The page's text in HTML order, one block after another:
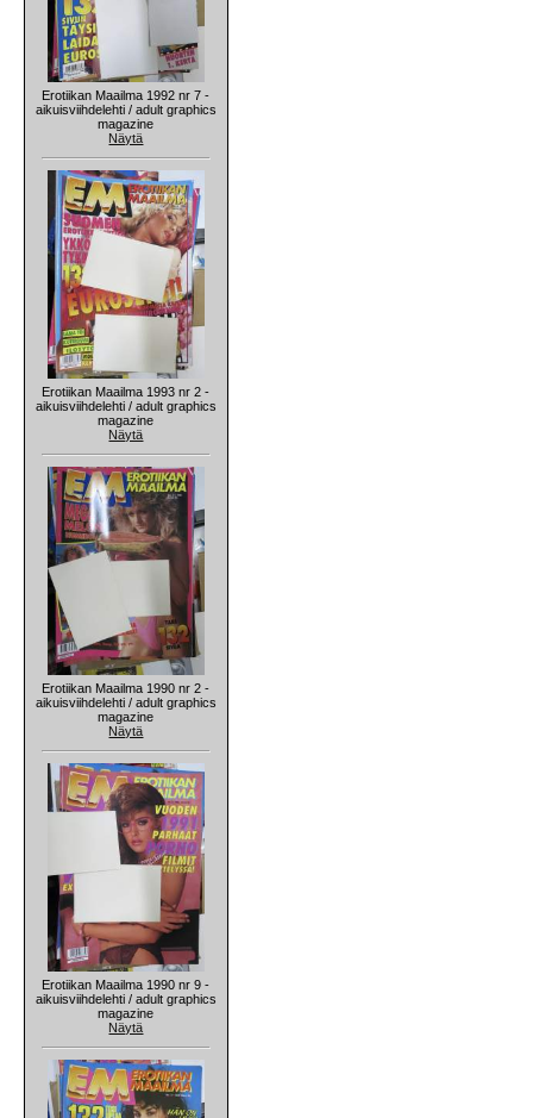
Erotiikan Maailma 1992 nr 7 -
aikuisviihdelehti / adult graphics
magazine
Näytä
Erotiikan Maailma 1993 nr 2 -
aikuisviihdelehti / adult graphics
magazine
Näytä
Erotiikan Maailma 1990 nr 2 -
aikuisviihdelehti / adult graphics
magazine
Näytä
Erotiikan Maailma 1990 nr 9 -
aikuisviihdelehti / adult graphics
magazine
Näytä